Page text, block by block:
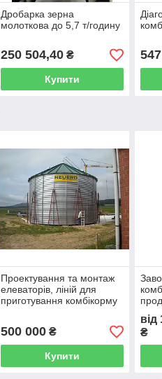
Дробарка зерна
молоткова до 5,7 т/годину
250 504,40₴
Купити
Проектування та монтаж
елеваторів, ліній для
приготування комбікорму
500 000₴
Купити
від
₴